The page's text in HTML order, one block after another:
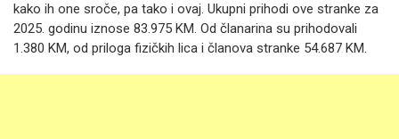
kako ih one sroče, pa tako i ovaj. Ukupni prihodi ove stranke za
2025. godinu iznose 83.975 KM. Od članarina su prihodovali
1.380 KM, od priloga fizičkih lica i članova stranke 54.687 KM.